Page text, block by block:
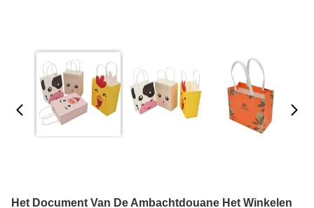
Het Document Van De Ambachtdouane Het Winkelen